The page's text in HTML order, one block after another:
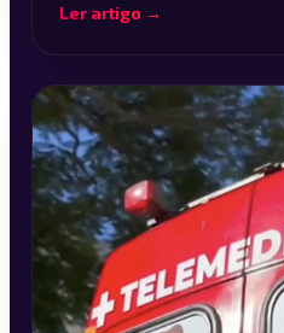
Ler artigo →